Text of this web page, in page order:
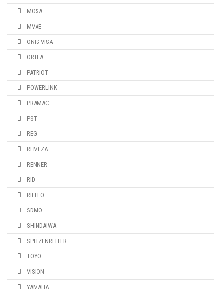
MOSA
MVAE
ONIS VISA
ORTEA
PATRIOT
POWERLINK
PRAMAC
PST
REG
REMEZA
RENNER
RID
RIELLO
SDMO
SHINDAIWA
SPITZENREITER
TOYO
VISION
YAMAHA